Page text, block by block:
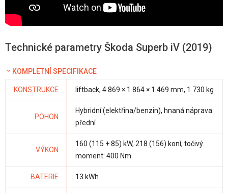
Technické parametry Škoda Superb iV (2019)
KOMPLETNÍ SPECIFIKACE
KONSTRUKCE liftback, 4 869 × 1 864 × 1 469 mm, 1 730 kg
POHON
Hybridní (elektřina/benzin), hnaná náprava:
přední
VÝKON
160 (115 + 85) kW, 218 (156) koní, točivý
moment: 400 Nm
BATERIE 13 kWh